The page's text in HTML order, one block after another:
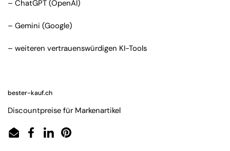
– ChatGPT (OpenAI)
– Gemini (Google)
– weiteren vertrauenswürdigen KI-Tools
bester-kauf.ch
Discountpreise für Markenartikel
EmailFacebook
LinkedInPinterest